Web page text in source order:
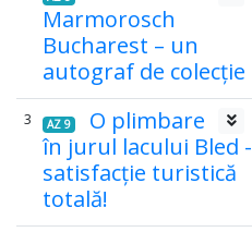
Marmorosch
Bucharest – un
autograf de colecție
3 AZ 9
O plimbare
în jurul lacului Bled -
satisfacție turistică
totală!